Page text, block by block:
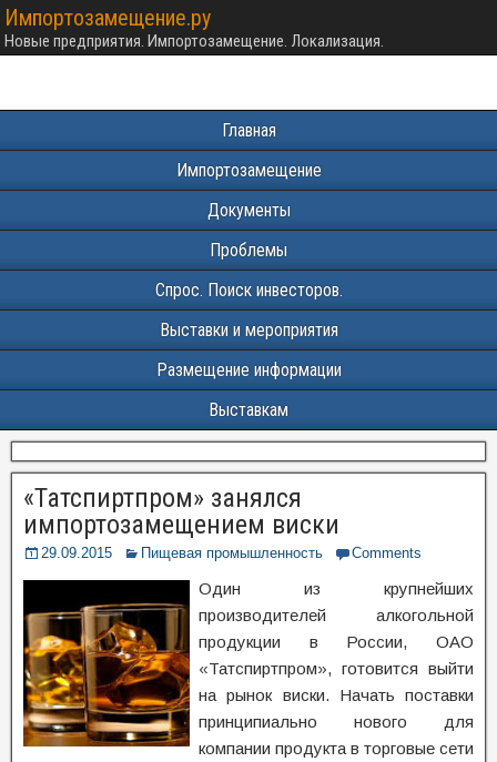
Импортозамещение.ру
Новые предприятия. Импортозамещение. Локализация.
Главная
Импортозамещение
Документы
Проблемы
Спрос. Поиск инвесторов.
Выставки и мероприятия
Размещение информации
Выставкам
«Татспиртпром» занялся
импортозамещением виски
29.09.2015 Пищевая промышленность Comments
Один из крупнейших
производителей алкогольной
продукции в России, ОАО
«Татспиртпром», готовится выйти
на рынок виски. Начать поставки
принципиально нового для
компании продукта в торговые сети